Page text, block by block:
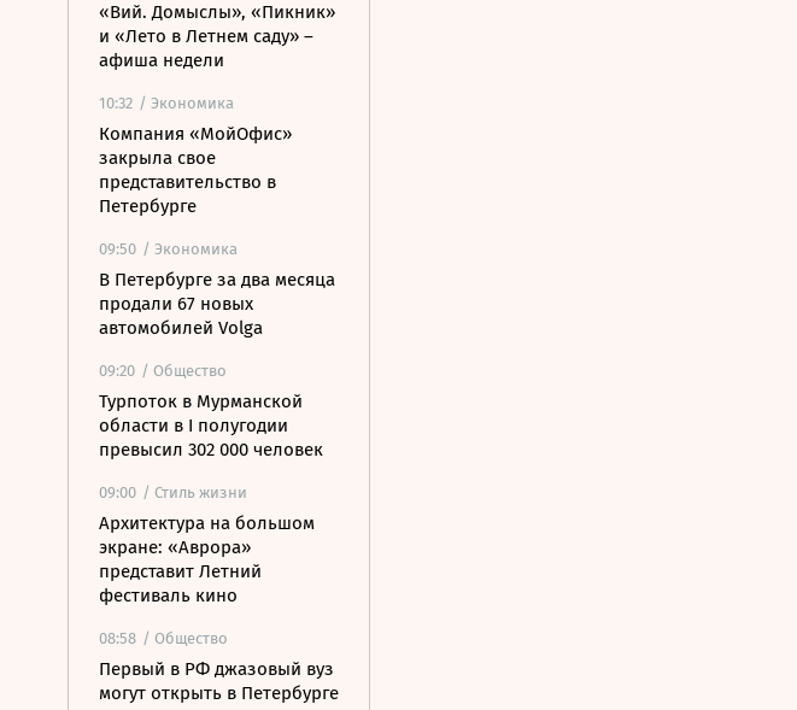
«Вий. Домыслы», «Пикник»
и «Лето в Летнем саду» –
афиша недели
10:32 / Экономика
Компания «МойОфис»
закрыла свое
представительство в
Петербурге
09:50 / Экономика
В Петербурге за два месяца
продали 67 новых
автомобилей Volga
09:20 / Общество
Турпоток в Мурманской
области в I полугодии
превысил 302 000 человек
09:00 / Стиль жизни
Архитектура на большом
экране: «Аврора»
представит Летний
фестиваль кино
08:58 / Общество
Первый в РФ джазовый вуз
могут открыть в Петербурге